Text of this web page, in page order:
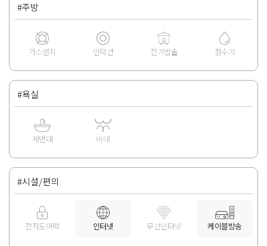
#주방
가스렌지 인덕션 전기밥솥 정수기
#욕실
세면대 비데
#시설/편의
전자도어락 인터넷 무선인터넷 케이블방송